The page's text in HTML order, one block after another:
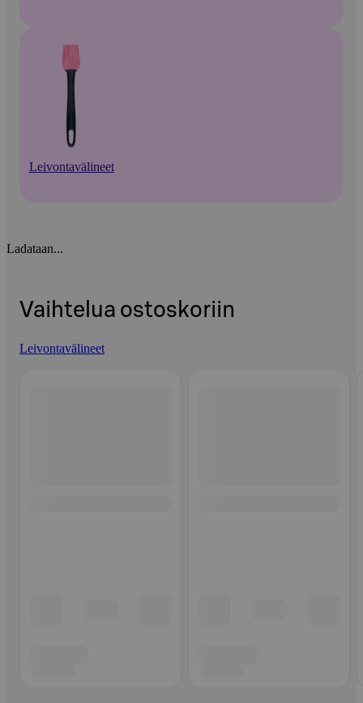
Leivontavälineet
Ladataan...
Vaihtelua ostoskoriin
Leivontavälineet